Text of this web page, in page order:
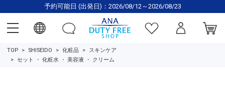
予約可能日 (出発日)：2026/08/12～2026/08/23
TOP SHISEIDO 化粧品
スキンケア
セット
・ 化粧水 ・ 美容液 ・ クリーム